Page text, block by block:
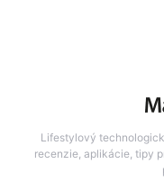
Lifestylový
recenzie, aplikácie, tipy